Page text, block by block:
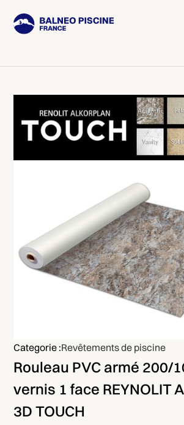
Categorie :Revêtements de piscine
Rouleau PVC armé 200/
vernis 1 face REYNOLIT
3D TOUCH